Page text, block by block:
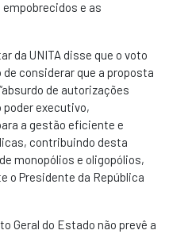
e as
da UNITA disse que o voto
considerar que a proposta
de autorizações
executivo,
a gestão eficiente e
contribuindo desta
monopólios e oligopólios,
o Presidente da República
Geral do Estado não prevê a